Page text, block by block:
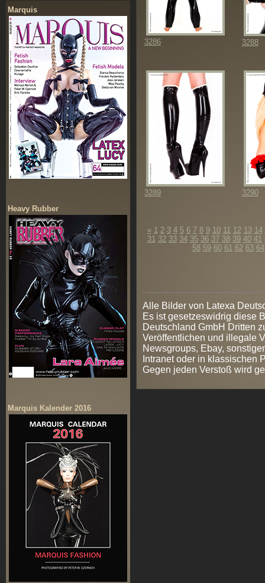
Marquis
Heavy Rubber
Marquis Kalender 2016
3286 3288
3289 3290
« 1 2 3 4 5 6 7 8 9 10 11 12 13 14
31 32 33 34 35 36 37 38 39 40 41
58 59 60 61 62 63 64
Alle Bilder von Latexa
Es ist gesetzeswidrig diese
Deutschland GmbH Dritten
Veröffentlichen und illegale
Newsgroups, Ebay,
Intranet oder in klassischen
Gegen jeden Verstoß wird